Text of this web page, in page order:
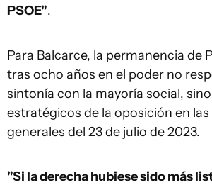
PSOE".
Para Balcarce, la permanencia de
tras ocho años en el poder no
sintonía con la mayoría social,
estratégicos de la oposición en
generales del 23 de julio de 2023.
"Si la derecha hubiese sido más